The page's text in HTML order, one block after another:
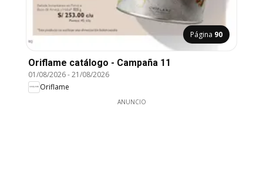
Página 90
Oriflame catálogo - Campaña 11
01/08/2026-21/08/2026
Oriflame
ANUNCIO